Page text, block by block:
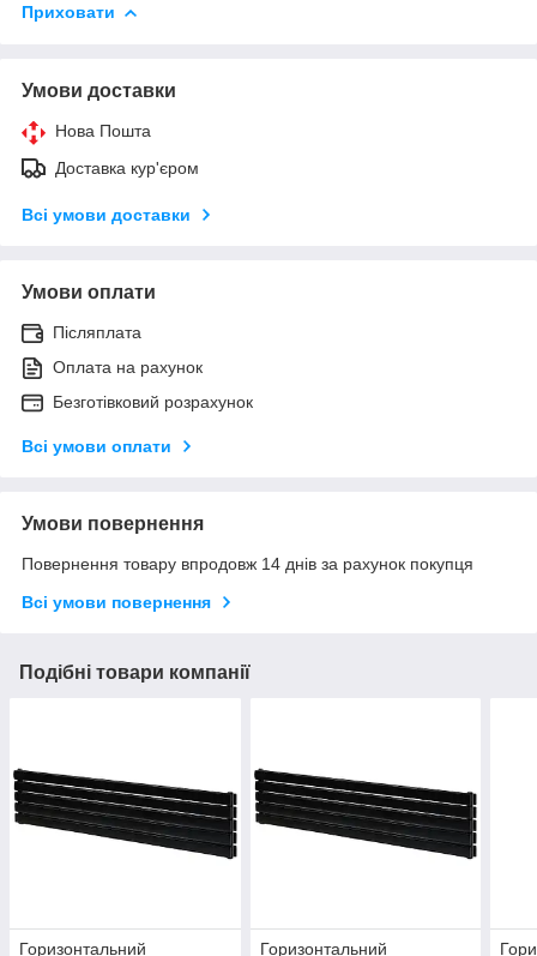
Приховати
Умови доставки
Нова Пошта
Доставка кур'єром
Всі умови доставки
Умови оплати
Післяплата
Оплата на рахунок
Безготівковий розрахунок
Всі умови оплати
Умови повернення
Повернення товару впродовж 14 днів за рахунок покупця
Всі умови повернення
Подібні товари компанії
Горизонтальний
Горизонтальний